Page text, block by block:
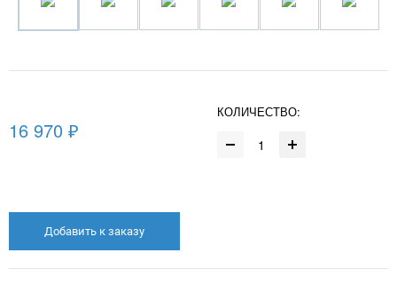
16 970 ₽
КОЛИЧЕСТВО:
Добавить к заказу